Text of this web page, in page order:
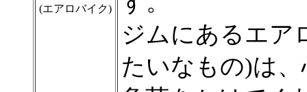
(エアロバイク)
ジムにあるエア
たいなもの)は